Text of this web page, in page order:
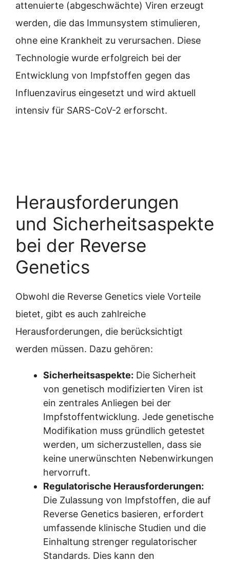
attenuierte (abgeschwächte) Viren erzeugt
werden, die das Immunsystem stimulieren,
ohne eine Krankheit zu verursachen. Diese
Technologie wurde erfolgreich bei der
Entwicklung von Impfstoffen gegen das
Influenzavirus eingesetzt und wird aktuell
intensiv für SARS-CoV-2 erforscht.
Herausforderungen
und Sicherheitsaspekte
bei der Reverse
Genetics
Obwohl die Reverse Genetics viele Vorteile
bietet, gibt es auch zahlreiche
Herausforderungen, die berücksichtigt
werden müssen. Dazu gehören:
Sicherheitsaspekte: Die Sicherheit
von genetisch modifizierten Viren ist
ein zentrales Anliegen bei der
Impfstoffentwicklung. Jede genetische
Modifikation muss gründlich getestet
werden, um sicherzustellen, dass sie
keine unerwünschten Nebenwirkungen
hervorruft.
Regulatorische Herausforderungen:
Die Zulassung von Impfstoffen, die auf
Reverse Genetics basieren, erfordert
umfassende klinische Studien und die
Einhaltung strenger regulatorischer
Standards. Dies kann den